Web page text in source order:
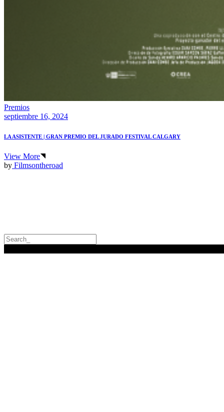
Premios
septiembre 16, 2024
LA ASISTENTE | GRAN PREMIO DEL JURADO FESTIVAL CALGARY
View More
by Filmsontheroad